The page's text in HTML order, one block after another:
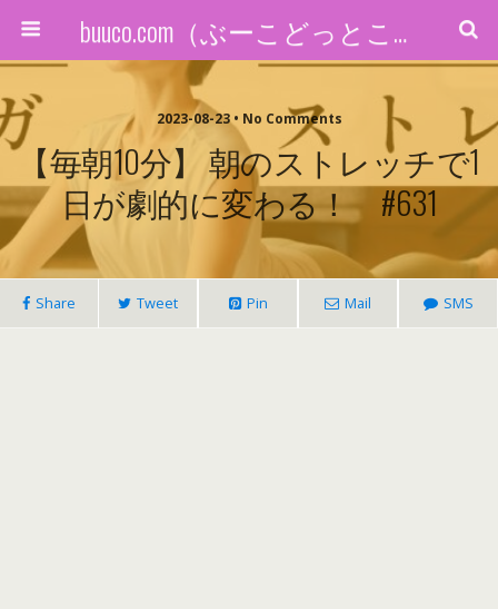
buuco.com（ぶーこどっとこむ）
2023-08-23 • No Comments
【毎朝10分】 朝のストレッチで1
日が劇的に変わる！ #631
Share Tweet Pin Mail SMS